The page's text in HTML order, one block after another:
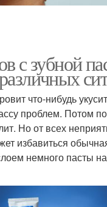
с зубной
что-нибудь
проблем. Потом
Но от всех
избавиться
немного пасты